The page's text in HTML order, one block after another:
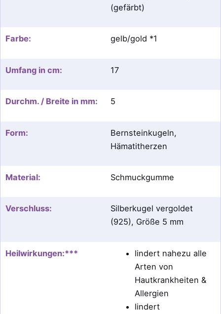
(gefärbt)
Farbe: gelb/gold *1
Umfang in cm: 17
Durchm. / Breite in mm: 5
Form:
Bernsteinkugeln,
Hämatitherzen
Material: Schmuckgumme
Verschluss:
Silberkugel vergoldet
(925), Größe 5 mm
Heilwirkungen:***
lindert nahezu alle
Arten von
Hautkrankheiten &
Allergien
lindert